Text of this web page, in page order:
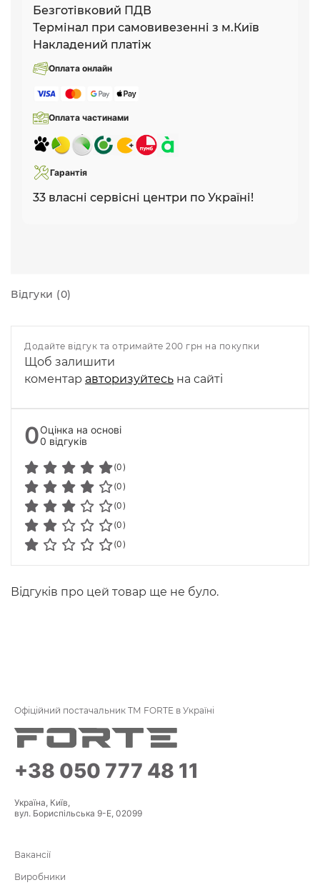
Безготівковий ПДВ
Термінал при самовивезенні з м.Київ
Накладений платіж
Оплата онлайн
Оплата частинами
Гарантія
33 власні сервісні центри по Україні!
Відгуки (0)
Додайте відгук та отримайте 200 грн на покупки
Щоб залишити
коментар авторизуйтесь на сайті
0Оцінка на основі
0 відгуків
(0)
(0)
(0)
(0)
(0)
Відгуків про цей товар ще не було.
Офіційний постачальник ТМ FORTE в Україні
+38 050 777 48 11
Україна, Київ,
вул. Бориспільська 9-Е, 02099
Вакансії
Виробники